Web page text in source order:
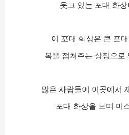
웃고 있는 포대 화
이 포대 화상은 큰 포
복을 점쳐주는 상징으로
많은 사람들이 이곳에서
포대 화상을 보며 미